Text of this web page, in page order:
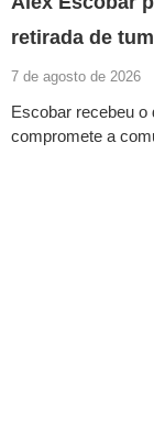
retirada de
7 de agosto de 2026
Escobar recebeu o
compromete a